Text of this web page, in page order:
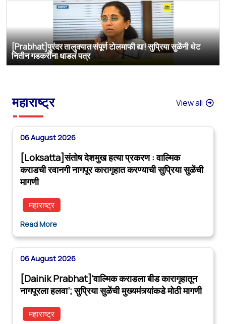
[Prabhat]पुरंदर तालुक्यात संपूर्ण टोलमाफी द्या! सुप्रिया सुळेंनी थेट
नितीन गडकरींना धाडलं पत्र
महाराष्ट्र View all
06 August 2026
[Loksatta]संतोष देशमुख हत्या प्रकरण : वाल्मिक
कराडची रवानगी नागपूर कारागृहात करण्याची सुप्रिया सुळेंची
मागणी
महाराष्ट्र
Read More
06 August 2026
[Dainik Prabhat]‘वाल्मिक कराडला बीड कारागृहातून
नागपूरला हलवा’; सुप्रिया सुळेंची मुख्यमंत्र्यांकडे मोठी मागणी
महाराष्ट्र